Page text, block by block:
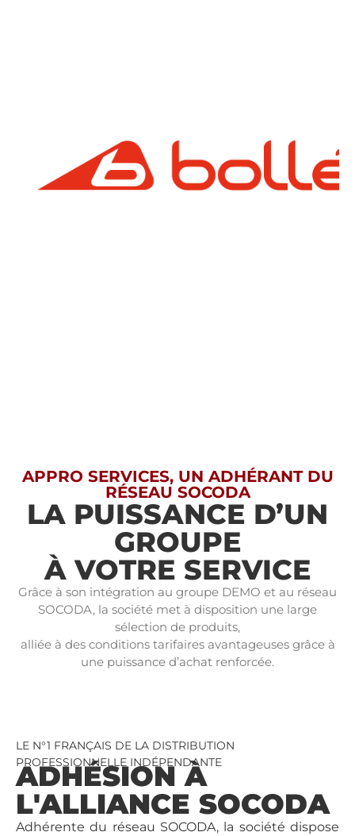
APPRO SERVICES, UN ADHÉRANT DU
RÉSEAU SOCODA
LA PUISSANCE D’UN
GROUPE
À VOTRE SERVICE
Grâce à son intégration au groupe DEMO et au réseau
SOCODA, la société met à disposition une large
sélection de produits,
alliée à des conditions tarifaires avantageuses grâce à
une puissance d’achat renforcée.
LE N°1 FRANÇAIS DE LA DISTRIBUTION
PROFESSIONNELLE INDÉPENDANTE
ADHÉSION À
L'ALLIANCE SOCODA
Adhérente du réseau SOCODA, la société dispose